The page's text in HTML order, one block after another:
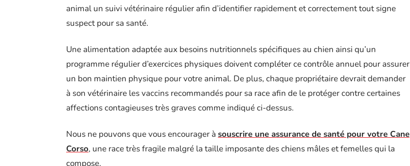
animal un suivi vétérinaire régulier afin d’identifier rapidement et correctement tout signe
suspect pour sa santé.
Une alimentation adaptée aux besoins nutritionnels spécifiques au chien ainsi qu’un
programme régulier d’exercices physiques doivent compléter ce contrôle annuel pour assurer
un bon maintien physique pour votre animal. De plus, chaque propriétaire devrait demander
à son vétérinaire les vaccins recommandés pour sa race afin de le protéger contre certaines
affections contagieuses très graves comme indiqué ci-dessus.
Nous ne pouvons que vous encourager à souscrire une assurance de santé pour votre Cane
Corso, une race très fragile malgré la taille imposante des chiens mâles et femelles qui la
compose.